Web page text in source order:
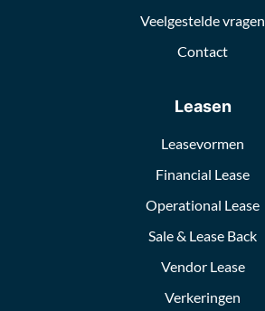
Veelgestelde vragen
Contact
Leasen
Leasevormen
Financial Lease
Operational Lease
Sale & Lease Back
Vendor Lease
Verkeringen